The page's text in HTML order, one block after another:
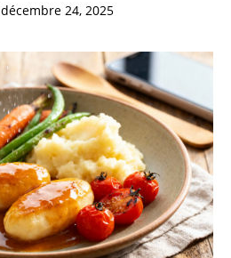
décembre 24, 2025